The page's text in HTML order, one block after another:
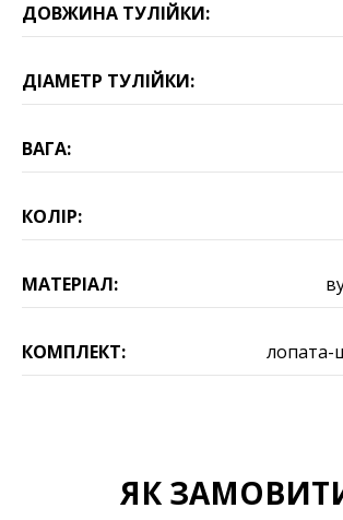
ДОВЖИНА ТУЛІЙКИ:
ДІАМЕТР ТУЛІЙКИ:
ВАГА:
КОЛІР:
МАТЕРІАЛ:
КОМПЛЕКТ: лопата-
ЯК